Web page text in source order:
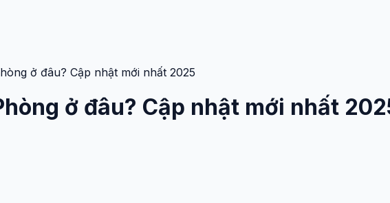
ở đâu? Cập nhật mới nhất 2025
ở đâu? Cập nhật mới nhất